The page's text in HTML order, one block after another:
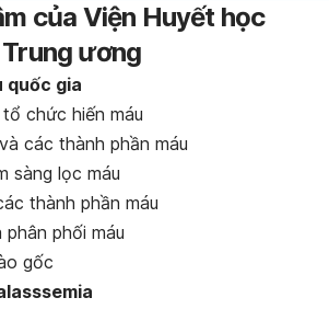
của Viện Huyết học
ương
quốc gia
chức hiến máu
các thành phần máu
sàng lọc máu
thành phần máu
phối máu
gốc